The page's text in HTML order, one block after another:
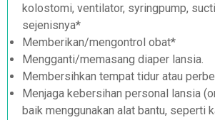
kolostomi, ventilator, syringpump,
sejenisnya*
Memberikan/mengontrol obat*
Mengganti/memasang diaper lansia.
Membersihkan tempat tidur atau
Menjaga kebersihan personal lansia
baik menggunakan alat bantu, seperti